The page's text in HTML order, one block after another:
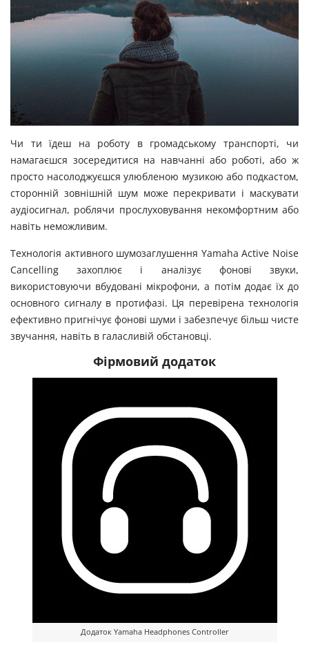
Чи ти їдеш на роботу в громадському транспорті, чи
намагаєшся зосередитися на навчанні або роботі, або ж
просто насолоджуєшся улюбленою музикою або подкастом,
сторонній зовнішній шум може перекривати і маскувати
аудіосигнал, роблячи прослуховування некомфортним або
навіть неможливим.
Технологія активного шумозаглушення Yamaha Active Noise
Cancelling захоплює і аналізує фонові звуки,
використовуючи вбудовані мікрофони, а потім додає їх до
основного сигналу в протифазі. Ця перевірена технологія
ефективно пригнічує фонові шуми і забезпечує більш чисте
звучання, навіть в галасливій обстановці.
Фірмовий додаток
Додаток Yamaha Headphones Controller